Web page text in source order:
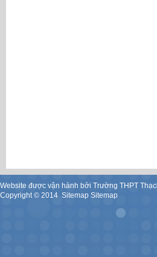
Website được vận hành bởi Trường THPT
Copyright © 2014. Sitemap Sitemap